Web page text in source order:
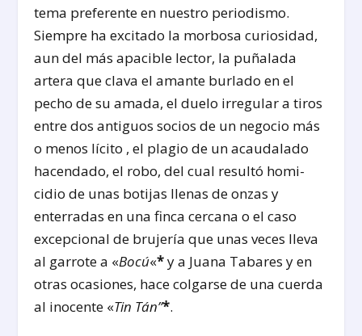
te­ma preferente en nuestro periodismo.
Siempre ha excitado la morbosa curiosidad,
aun del más apacible lector, la puñalada
artera que clava el amante burlado en el
pecho de su amada, el duelo irregular a tiros
entre dos antiguos socios de un negocio más
o menos lícito , el plagio de un acau­dalado
hacendado, el robo, del cual resultó homi­
cidio de unas botijas llenas de onzas y
enterradas en una finca cercana o el caso
excepcional de bru­jería que unas veces lleva
al garrote a «Bocú«*y a Juana Tabares y en
otras ocasiones, hace col­garse de una cuerda
al inocente «Tin Tán”*.